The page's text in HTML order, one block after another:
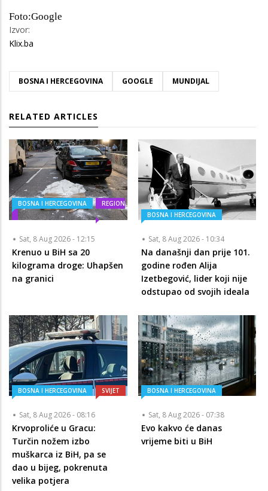
Foto:Google
Izvor:
Klix.ba
BOSNA I HERCEGOVINA GOOGLE MUNDIJAL
RELATED ARTICLES
BOSNA I HERCEGOVINA REGION
Sat, 8 Aug 2026 - 12:15
Krenuo u BiH sa 20
kilograma droge: Uhapšen
na granici
BOSNA I HERCEGOVINA
Sat, 8 Aug 2026 - 10:34
Na današnji dan prije 101.
godine rođen Alija
Izetbegović, lider koji nije
odstupao od svojih ideala
BOSNA I HERCEGOVINA SVIJET
Sat, 8 Aug 2026 - 08:16
Krvoproliće u Gracu:
Turčin nožem izbo
muškarca iz BiH, pa se
dao u bijeg, pokrenuta
velika potjera
BOSNA I HERCEGOVINA
Sat, 8 Aug 2026 - 07:38
Evo kakvo će danas
vrijeme biti u BiH